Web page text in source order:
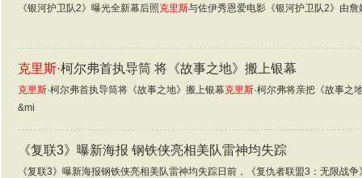
《银河护卫队2》曝光全新幕后照克里斯与佐伊秀恩爱电影《银河护卫队2》由詹
克里斯·柯尔弗首执导筒 将《故事之地》搬上银幕
克里斯·柯尔弗首执导筒将《故事之地》搬上银幕克里斯·柯尔弗将亲把《故事之
&mi
《复联3》曝新海报 钢铁侠亮相美队雷神均失踪
《复联3》曝新海报钢铁侠亮相美队雷神均失踪日前，《复仇者联盟3：无限战